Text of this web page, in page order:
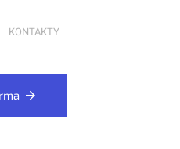
KONTAKTY